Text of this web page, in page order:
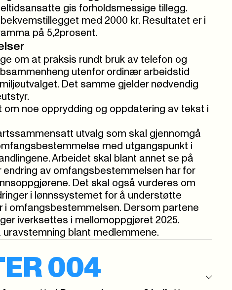
gis forholdsmessige tillegg.
med 2000 kr. Resultatet er i
på 5,2prosent.
om at praksis rundt bruk av telefon og
utenfor ordinær arbeidstid
Det samme gjelder nødvendig
om noe opprydding og oppdatering av tekst i
utvalg som skal gjennomgå
med utgangspunkt i
Arbeidet skal blant annet se på
endring av omfangsbestemmelsen har for
Det skal også vurderes om
i lønnssystemet for å understøtte
i omfangsbestemmelsen. Dersom partene
iverksettes i mellomoppgjøret 2025.
uravstemning blant medlemmene.
004